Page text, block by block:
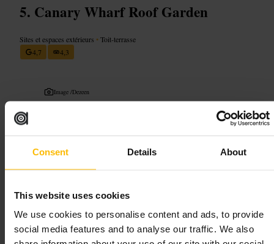
Consent Details About
This website uses cookies
We use cookies to personalise content and ads, to provide
social media features and to analyse our traffic. We also
Canary Wharf Roof Garden
Sites et espaces extérieurs •Toit-terrasse
4,7
4,3
Image /Dezeen
“ Un coin de verdure au cœur des tours.